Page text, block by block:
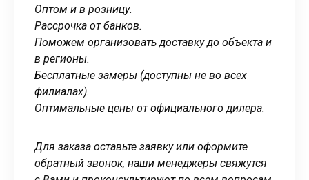
Оптом и в розницу.
Рассрочка от банков.
Поможем организовать доставку до объекта и
в регионы.
Бесплатные замеры (доступны не во всех
филиалах).
Оптимальные цены от официального дилера.
Для заказа оставьте заявку или оформите
обратный звонок, наши менеджеры свяжутся